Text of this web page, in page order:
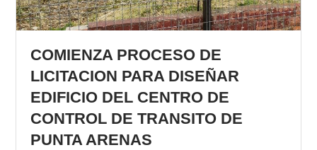
COMIENZA PROCESO DE
LICITACION PARA DISEÑAR
EDIFICIO DEL CENTRO DE
CONTROL DE TRANSITO DE
PUNTA ARENAS